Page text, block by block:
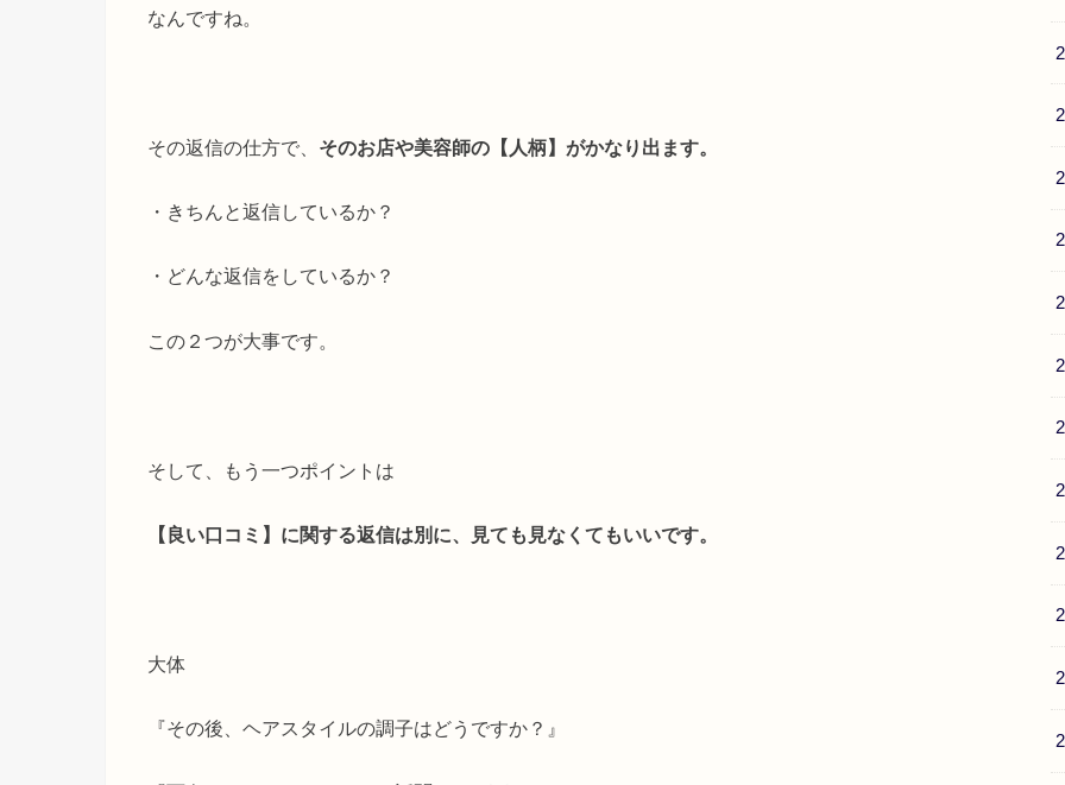
なんですね。
その返信の仕方で、 そのお店や美容師の【人柄】がかなり出ます。
・きちんと返信しているか？
・どんな返信をしているか？
この２つが大事です。
そして、もう一つポイントは
【良い口コミ】に関する返信は別に、見ても見なくてもいいです。
大体
『その後、ヘアスタイルの調子はどうですか？』